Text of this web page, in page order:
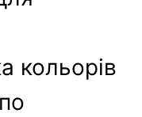
кольорів